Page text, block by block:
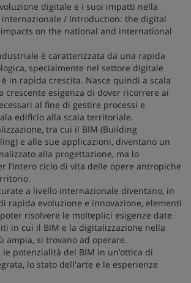
digitale e i suoi impatti nella
internazionale / Introduction: the digital
on the national and international
è caratterizzata da una rapida
specialmente nel settore digitale
è in rapida crescita. Nasce quindi a scala
crescente esigenza di dover ricorrere ai
al fine di gestire processi e
edificio alla scala territoriale.
tra cui il BIM (Building
e alle sue applicazioni, diventano un
alla progettazione, ma lo
l’intero ciclo di vita delle opere antropiche
a livello internazionale diventano, in
rapida evoluzione e innovazione, elementi
risolvere le molteplici esigenze date
in cui il BIM e la digitalizzazione nella
ampia, si trovano ad operare.
potenzialità del BIM in un’ottica di
lo stato dell'arte e le esperienze